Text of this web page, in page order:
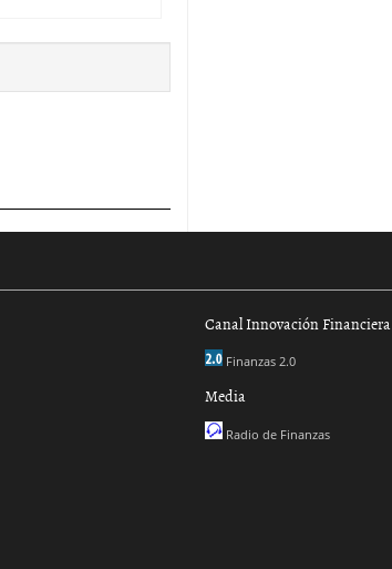
Canal Innovación Financiera
Finanzas 2.0
Media
Radio de Finanzas